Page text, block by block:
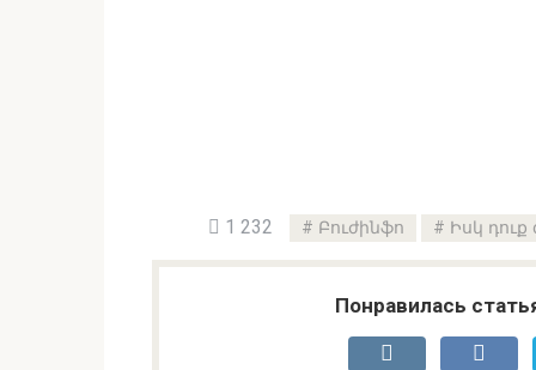
1 232 Բուժինֆո Իսկ
Понравилась